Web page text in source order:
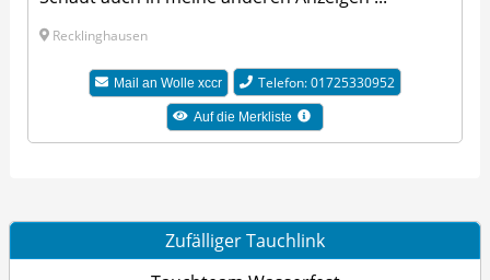
Recklinghausen
Mail an Wolle xccr Telefon: 01725330952
Auf die Merkliste
Zufälliger Tauchlink